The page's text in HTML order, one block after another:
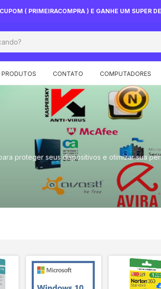
( PRIMEIRACOMPRA ) E GANHE UM SUPER
PRODUTOS CONTATO COMPUTADORES
proteger seus dispositivos e otimizar sua